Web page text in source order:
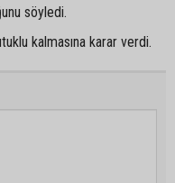
söyledi.
kalmasına karar verdi.